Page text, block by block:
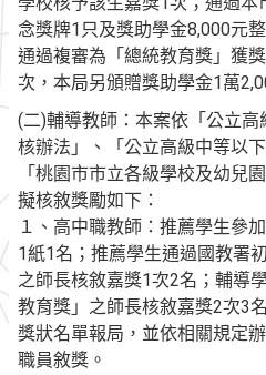
念獎牌1只及獎助學金8,000元
通過複審為「總統教育獎」獲
次，本局另頒贈獎助學金1萬
(二)輔導教師：本案依「公立
核辦法」、「公立高級中等以
「桃園市市立各級學校及幼兒
擬核敘獎勵如下：
１、高中職教師：推薦學生參
1紙1名；推薦學生通過國教署
之師長核敘嘉獎1次2名；輔導
教育獎」之師長核敘嘉獎2次3
獎狀名單報局，並依相關規定
職員敘獎。